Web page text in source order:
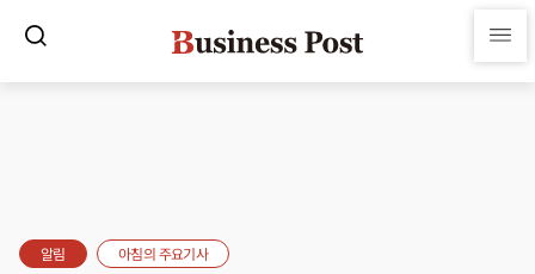
알림 아침의 주요기사